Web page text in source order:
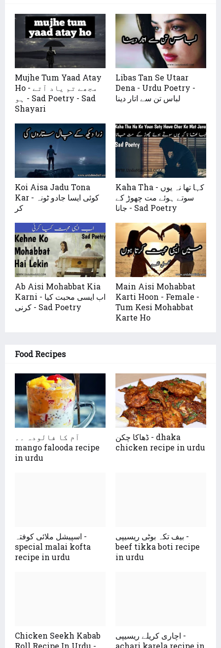
Mujhe Tum Yaad Atay
Ho - مجھے تم یاد آتے
ہو - Sad Poetry - Sad
Shayari
Libas Tan Se Utaar
Dena - Urdu Poetry -
لباس تن سے اتار دینا
Koi Aisa Jadu Tona
Kar - کوئی ایسا جادو ٹونہ
کر
Kaha Tha - کہا تھا نہ یوں
سوتے ہوئے مت چھوڑ کے
جانا - Sad Poetry
Ab Aisi Mohabbat Kia
Karni - اب ایسی محبت کیا
کرنی - Sad Poetry
Main Aisi Mohabbat
Karti Hoon - Female -
Tum Kesi Mohabbat
Karte Ho
Food Recipes
آم کا فالودہ ۔۔
mango falooda recipe
in urdu
ڈھاکا چکن - dhaka
chicken recipe in urdu
اسپیشل ملائی کوفتہ -
special malai kofta
recipe in urdu
بیف تکہ بوٹی ریسیپی -
beef tikka boti recipe
in urdu
Chicken Seekh Kabab
Roll Recipe In Urdu -
اچاری کریلے ریسیپی -
achari karela recipe in